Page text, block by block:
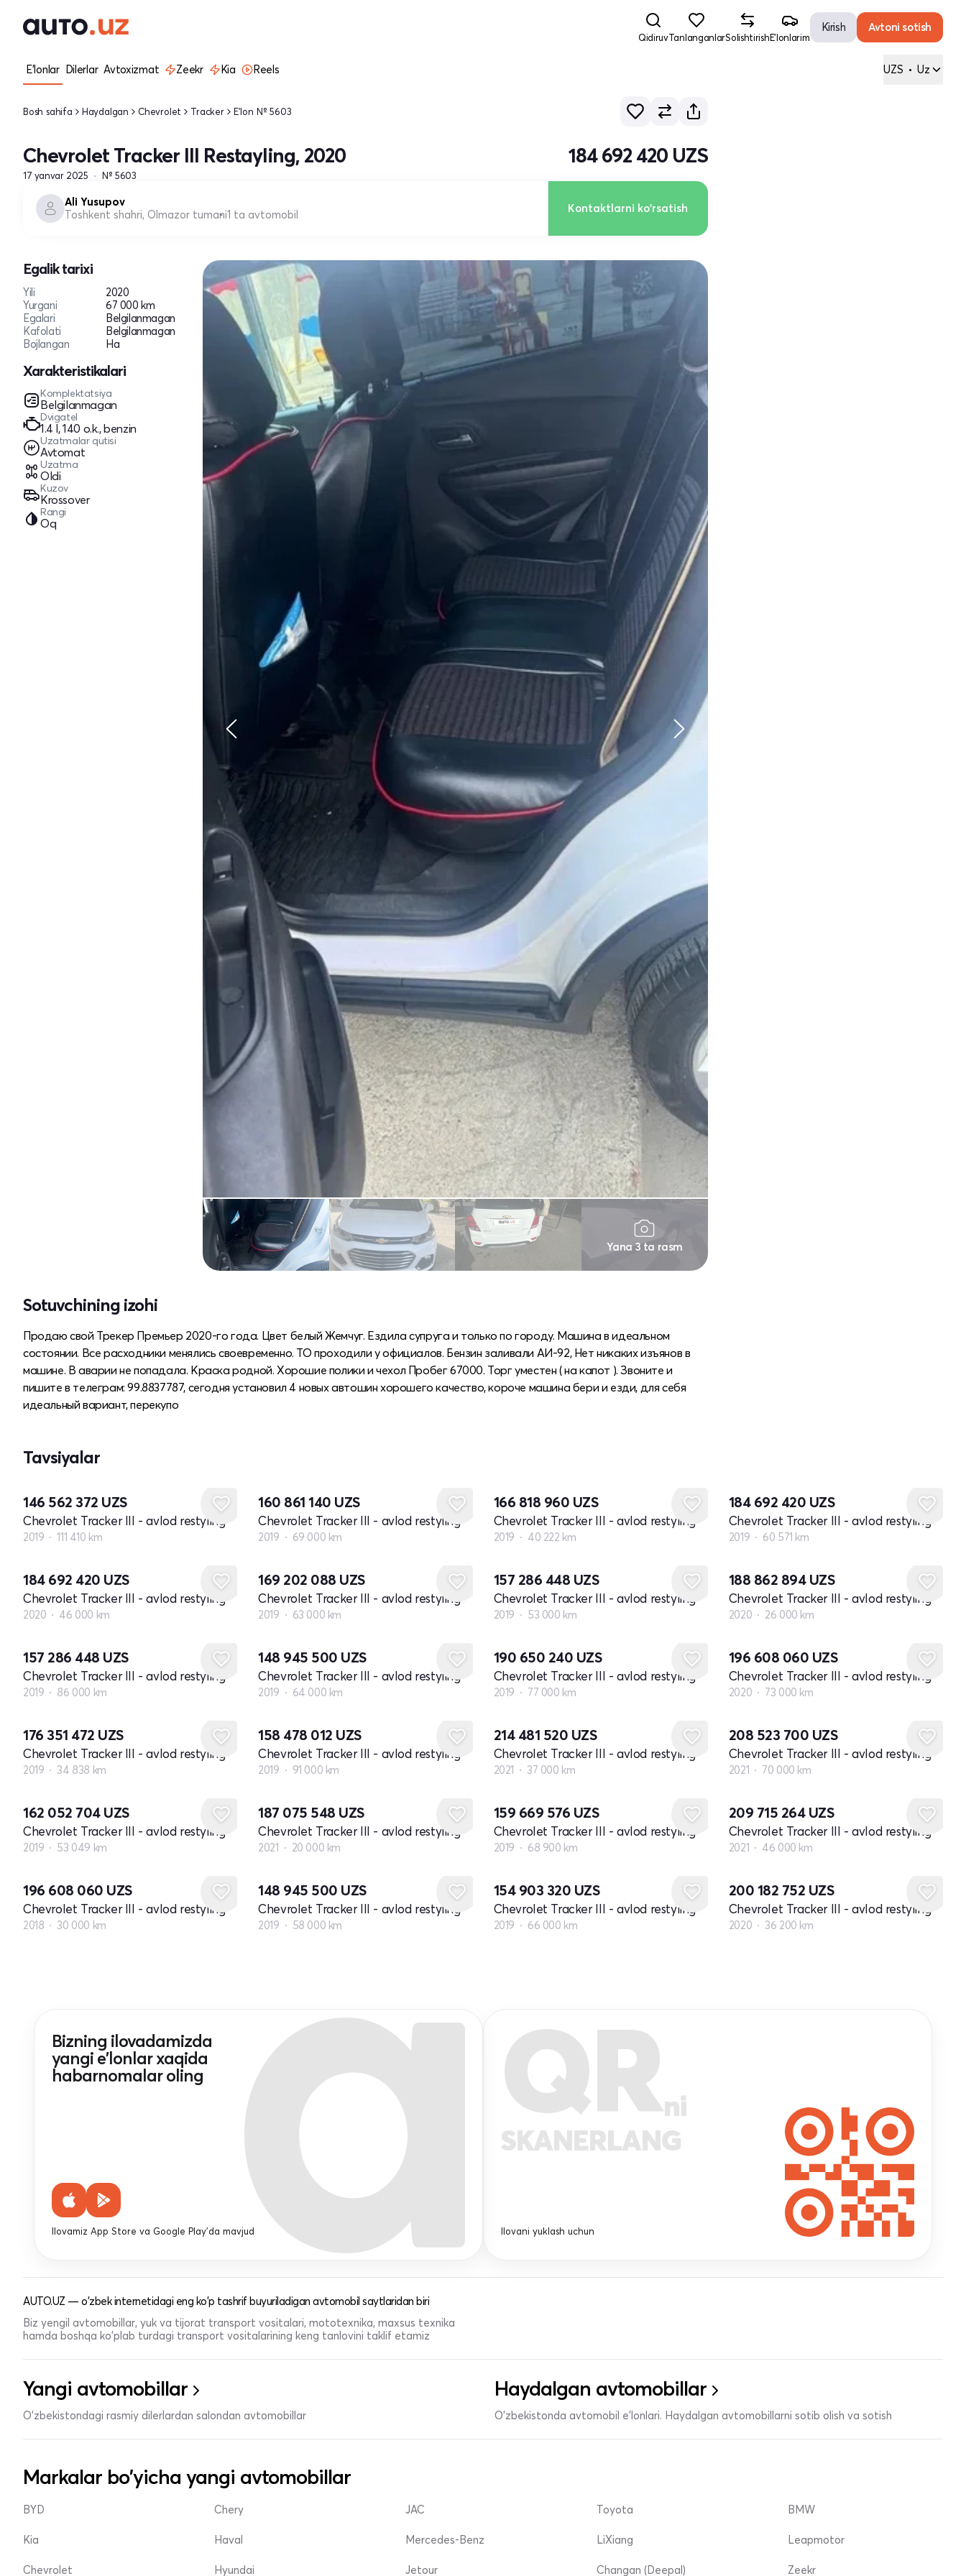
QidiruvTanlanganlarSolishtirishE'lonlarim
Kirish Avtoni sotish
E'lonlar Dilerlar Avtoxizmat Zeekr Kia Reels UZS • Uz
Bosh sahifa Haydalgan Chevrolet Tracker E'lon № 5603
Chevrolet Tracker III Restayling, 2020
17 yanvar 2025 № 5603
184 692 420 UZS
Ali Yusupov
Toshkent shahri, Olmazor tumani1 ta avtomobil Kontaktlarni ko'rsatish
Egalik tarixi
Yili
2020
Yurgani
67 000 km
Egalari
Belgilanmagan
Kafolati
Belgilanmagan
Bojlangan
Ha
Xarakteristikalari
Komplektatsiya
Belgilanmagan
Dvigatel
1.4 l, 140 o.k., benzin
Uzatmalar qutisi
Avtomat
Uzatma
Oldi
Kuzov
Krossover
Rangi
Oq
Yana 3 ta rasm
Sotuvchining izohi
Продаю свой Трекер Премьер 2020-го года. Цвет белый Жемчуг. Ездила супруга и только по городу. Машина в идеальном
состоянии. Все расходники менялись своевременно. ТО проходили у официалов. Бензин заливали АИ-92, Нет никаких изъянов в
машине. В аварии не попадала. Краска родной. Хорошие полики и чехол Пробег 67000. Торг уместен ( на капот ). Звоните и
пишите в телеграм: 99.8837787, сегодня установил 4 новых автошин хорошего качество, короче машина бери и езди, для себя
идеальный вариант, перекупо
Tavsiyalar
146 562 372 UZS
Chevrolet Tracker III - avlod restyling
2019 111 410 km
160 861 140 UZS
Chevrolet Tracker III - avlod restyling
2019 69 000 km
166 818 960 UZS
Chevrolet Tracker III - avlod restyling
2019 40 222 km
184 692 420 UZS
Chevrolet Tracker III - avlod restyling
2019 60 571 km
184 692 420 UZS
Chevrolet Tracker III - avlod restyling
2020 46 000 km
169 202 088 UZS
Chevrolet Tracker III - avlod restyling
2019 63 000 km
157 286 448 UZS
Chevrolet Tracker III - avlod restyling
2019 53 000 km
188 862 894 UZS
Chevrolet Tracker III - avlod restyling
2020 26 000 km
157 286 448 UZS
Chevrolet Tracker III - avlod restyling
2019 86 000 km
148 945 500 UZS
Chevrolet Tracker III - avlod restyling
2019 64 000 km
190 650 240 UZS
Chevrolet Tracker III - avlod restyling
2019 77 000 km
196 608 060 UZS
Chevrolet Tracker III - avlod restyling
2020 73 000 km
176 351 472 UZS
Chevrolet Tracker III - avlod restyling
2019 34 838 km
158 478 012 UZS
Chevrolet Tracker III - avlod restyling
2019 91 000 km
214 481 520 UZS
Chevrolet Tracker III - avlod restyling
2021 37 000 km
208 523 700 UZS
Chevrolet Tracker III - avlod restyling
2021 70 000 km
162 052 704 UZS
Chevrolet Tracker III - avlod restyling
2019 53 049 km
187 075 548 UZS
Chevrolet Tracker III - avlod restyling
2021 20 000 km
159 669 576 UZS
Chevrolet Tracker III - avlod restyling
2019 68 900 km
209 715 264 UZS
Chevrolet Tracker III - avlod restyling
2021 46 000 km
196 608 060 UZS
Chevrolet Tracker III - avlod restyling
2018 30 000 km
148 945 500 UZS
Chevrolet Tracker III - avlod restyling
2019 58 000 km
154 903 320 UZS
Chevrolet Tracker III - avlod restyling
2019 66 000 km
200 182 752 UZS
Chevrolet Tracker III - avlod restyling
2020 36 200 km
Bizning ilovadamizda
yangi e'lonlar xaqida
habarnomalar oling
Ilovamiz App Store va Google Play'da mavjud
QRni
SKANERLANG
Ilovani yuklash uchun
AUTO.UZ — o'zbek internetidagi eng ko'p tashrif buyuriladigan avtomobil saytlaridan biri
Biz yengil avtomobillar, yuk va tijorat transport vositalari, mototexnika, maxsus texnika
hamda boshqa ko'plab turdagi transport vositalarining keng tanlovini taklif etamiz
Yangi avtomobillar
O'zbekistondagi rasmiy dilerlardan salondan avtomobillar
Haydalgan avtomobillar
O'zbekistonda avtomobil e’lonlari. Haydalgan avtomobillarni sotib olish va sotish
Markalar bo'yicha yangi avtomobillar
BYD
Kia
Chevrolet
Chery
Haval
Hyundai
JAC
Mercedes-Benz
Jetour
Toyota
LiXiang
Changan (Deepal)
BMW
Leapmotor
Zeekr